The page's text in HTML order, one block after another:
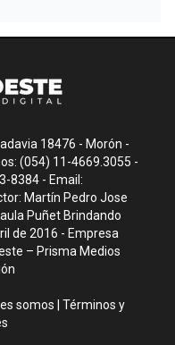
18476 - Morón -
(054) 11-4669.3055 -
8384 - Email:
Martín Pedro Jose
Puñet Brindando
de 2016 - Empresa
– Prisma Medios
somos |Términos y